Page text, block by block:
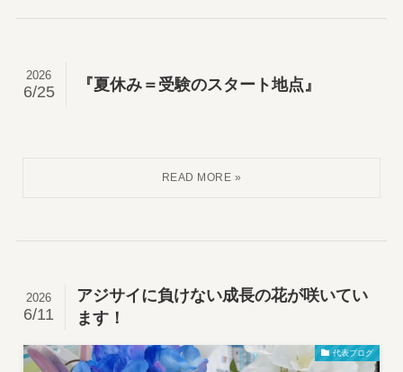
『夏休み＝受験のスタート地点』
2026
6/25
アジサイに負けない成長の花が咲いてい
ます！
2026
6/11
代表ブログ